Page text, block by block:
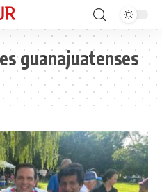
guanajuatenses